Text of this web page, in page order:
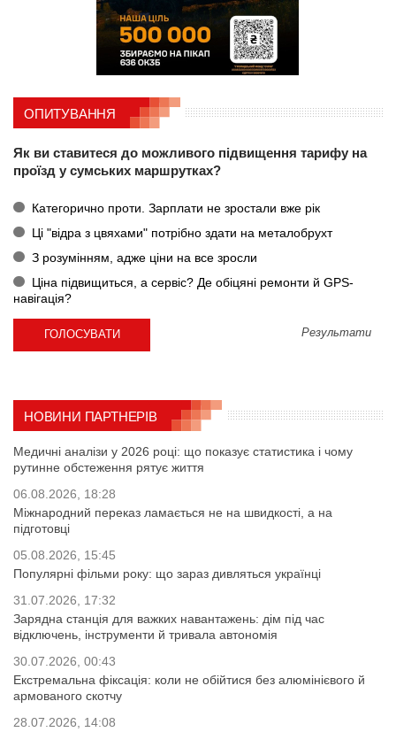
ОПИТУВАННЯ
Як ви ставитеся до можливого підвищення тарифу на
проїзд у сумських маршрутках?
Категорично проти. Зарплати не зростали вже рік
Ці "відра з цвяхами" потрібно здати на металобрухт
З розумінням, адже ціни на все зросли
Ціна підвищиться, а сервіс? Де обіцяні ремонти й GPS-
навігація?
Результати
НОВИНИ ПАРТНЕРІВ
Медичні аналізи у 2026 році: що показує статистика і чому
рутинне обстеження рятує життя
06.08.2026, 18:28
Міжнародний переказ ламається не на швидкості, а на
підготовці
05.08.2026, 15:45
Популярні фільми року: що зараз дивляться українці
31.07.2026, 17:32
Зарядна станція для важких навантажень: дім під час
відключень, інструменти й тривала автономія
30.07.2026, 00:43
Екстремальна фіксація: коли не обійтися без алюмінієвого й
армованого скотчу
28.07.2026, 14:08